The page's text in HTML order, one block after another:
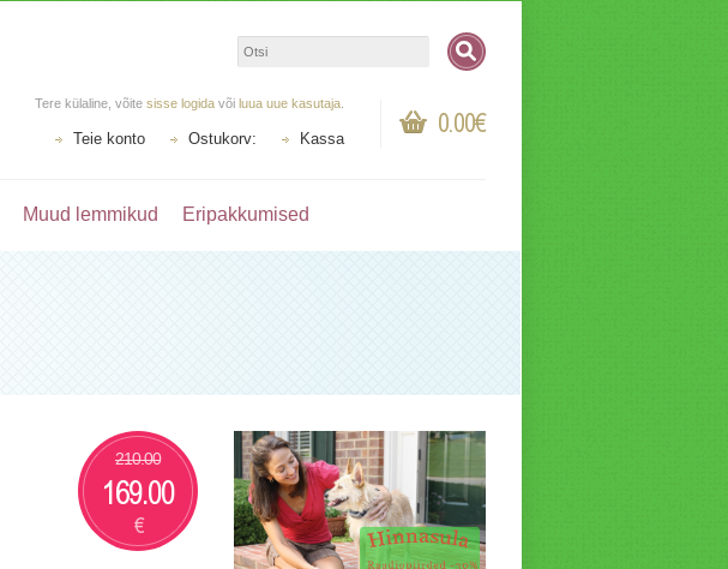
0.00€
Tere külaline, võite sisse logida või luua uue kasutaja
Teie konto Ostukorv: Kassa
Muud lemmikud Eripakkumised
210.00
169.00
€